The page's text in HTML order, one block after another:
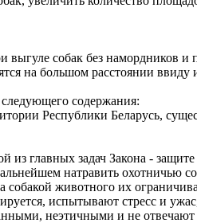
собак без намордников
на большом расстоянии ввиду
содержания:
Республики Беларусь,
из главных задач Закона -
натравить охотничью
животного их
испытывают стресс и
неэтичными и не отвечают